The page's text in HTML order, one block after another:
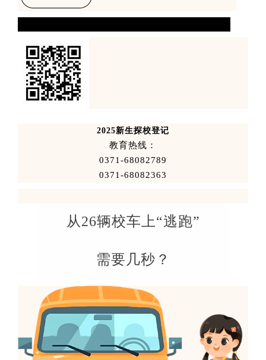
2025新生探校登记
教育热线：
0371-68082789
0371-68082363
从26辆校车上“逃跑”
需要几秒？